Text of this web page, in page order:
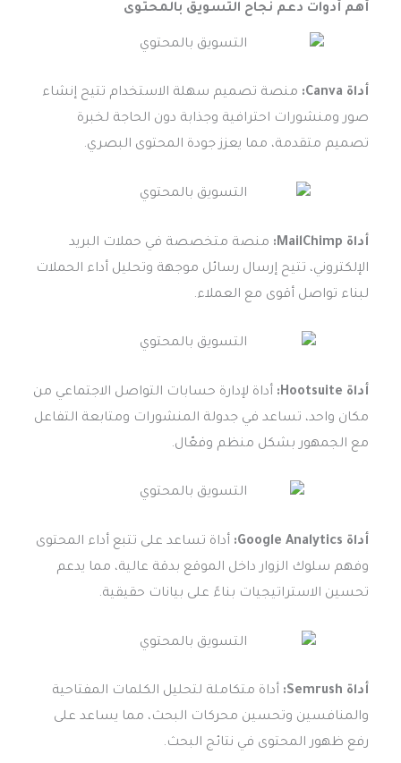
أهم أدوات دعم نجاح التسويق بالمحتوى
أداة Canva:
منصة تصميم سهلة الاستخدام تتيح إنشاء
صور ومنشورات احترافية وجذابة دون الحاجة لخبرة
تصميم متقدمة، مما يعزز جودة المحتوى البصري.
أداة MailChimp:
منصة متخصصة في حملات البريد
الإلكتروني، تتيح إرسال رسائل موجهة وتحليل أداء الحملات
لبناء تواصل أقوى مع العملاء.
أداة Hootsuite:
أداة لإدارة حسابات التواصل الاجتماعي من
مكان واحد، تساعد في جدولة المنشورات ومتابعة التفاعل
مع الجمهور بشكل منظم وفعّال.
أداة Google Analytics:
أداة تساعد على تتبع أداء المحتوى
وفهم سلوك الزوار داخل الموقع بدقة عالية، مما يدعم
تحسين الاستراتيجيات بناءً على بيانات حقيقية.
أداة Semrush:
أداة متكاملة لتحليل الكلمات المفتاحية
والمنافسين وتحسين محركات البحث، مما يساعد على
رفع ظهور المحتوى في نتائج البحث.